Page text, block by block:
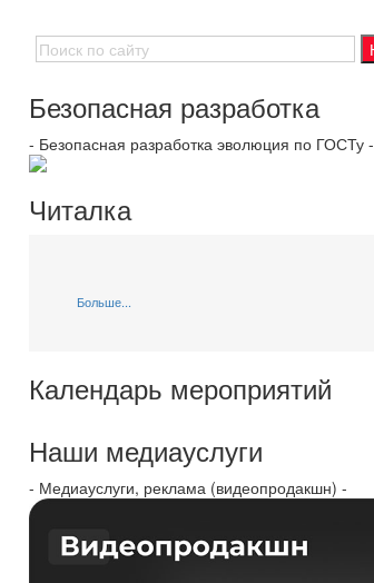
Безопасная разработка
- Безопасная разработка эволюция по ГОСТу -
Читалка
Больше...
Календарь мероприятий
Наши медиауслуги
- Медиауслуги, реклама (видеопродакшн) -